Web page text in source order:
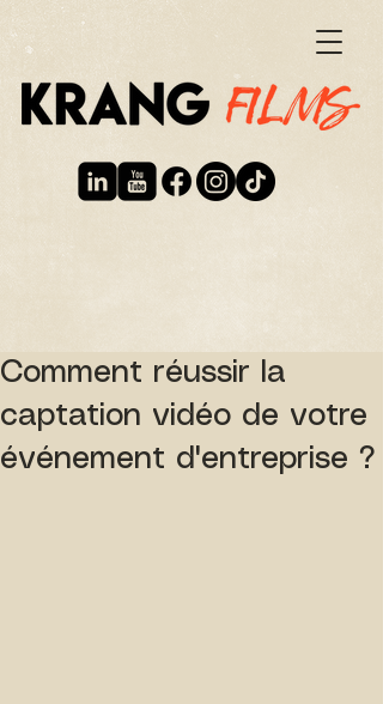
Comment réussir la
captation vidéo de votre
événement d'entreprise ?